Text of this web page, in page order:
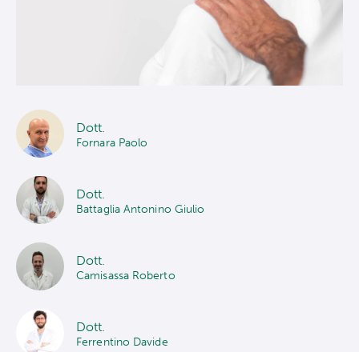
Dott.
Fornara Paolo
Dott.
Battaglia Antonino Giulio
Dott.
Camisassa Roberto
Dott.
Ferrentino Davide